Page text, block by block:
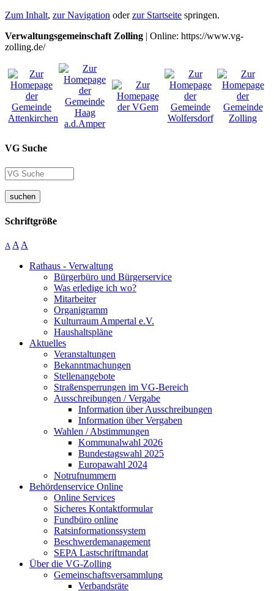
Zum Inhalt, zur Navigation oderzur Startseite springen.
Verwaltungsgemeinschaft Zolling | Online: https://www.vg-
zolling.de/
VG Suche
suchen
Schriftgröße
A A A
Rathaus - Verwaltung
Bürgerbüro und Bürgerservice
Was erledige ich wo?
Mitarbeiter
Organigramm
Kulturraum Ampertal e.V.
Haushaltspläne
Aktuelles
Veranstaltungen
Bekanntmachungen
Stellenangebote
Straßensperrungen im VG-Bereich
Ausschreibungen / Vergabe
Information über Ausschreibungen
Information über Vergaben
Wahlen / Abstimmungen
Kommunalwahl 2026
Bundestagswahl 2025
Europawahl 2024
Notrufnummern
Behördenservice Online
Online Services
Sicheres Kontaktformular
Fundbüro online
Ratsinformationssystem
Beschwerdemanagement
SEPA Lastschriftmandat
Über die VG-Zolling
Gemeinschaftsversammlung
Verbandsräte